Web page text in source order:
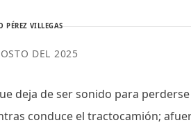
PÉREZ VILLEGAS
DEL 2025
deja de ser sonido para perderse
conduce el tractocamión;